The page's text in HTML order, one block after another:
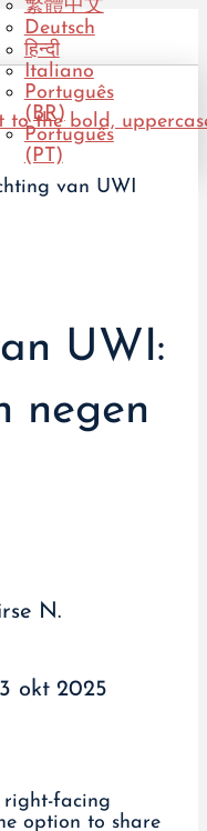
繁體中文
Deutsch
हिन्दी
Italiano
Português
(BR)
Português
(PT)
UWI:
negen
N.
okt 2025